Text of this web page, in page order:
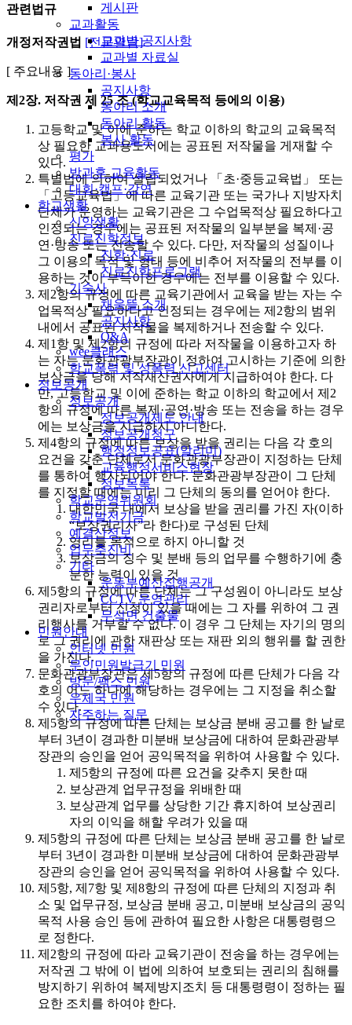
게시판
교과활동
교과별 공지사항
교과별 자료실
동아리·봉사
공지사항
동아리 소개
동아리 활동
봉사 활동
평가
방과후 교육활동
대회·캠프·강연
학교생활
신앙생활
진로진학정보
진학·진로
진로진학프로그램
기숙사
채움뜰 소개
공지사항
Q&A
wee클래스
학교폭력 및 성폭력 신고센터
정보공개
정보공개
정보공개제도 안내
정보공개청구
행정정보공표(알리미)
교육행정서비스현장
정보목록
학교운영위원회
학교발전기금
예결산정보
업무추진비
기타
운동부예산집행공개
CCTV 운영관리
무석면 건출물
민원안내
인터넷 민원
무인민원발급기 민원
방문/팩스 민원
우체국 민원
자주하는 질문
관련법규
개정저작권법 [전문열람]
[ 주요내용 ]
제2장. 저작권 제 25 조 (학교교육목적 등에의 이용)
고등학교 및 이에 준하는 학교 이하의 학교의 교육목적
상 필요한 교과용도서에는 공표된 저작물을 게재할 수
있다.
특별법에 의하여 설립되었거나 「초·중등교육법」 또는
「고등교육법」에 따른 교육기관 또는 국가나 지방자치
단체가 운영하는 교육기관은 그 수업목적상 필요하다고
인정되는 경우에는 공표된 저작물의 일부분을 복제·공
연·방송 또는 전송할 수 있다. 다만, 저작물의 성질이나
그 이용의 목적 및 형태 등에 비추어 저작물의 전부를 이
용하는 것이 부득이한 경우에는 전부를 이용할 수 있다.
제2항의 규정에 따른 교육기관에서 교육을 받는 자는 수
업목적상 필요하다고 인정되는 경우에는 제2항의 범위
내에서 공표된 저작물을 복제하거나 전송할 수 있다.
제1항 및 제2항의 규정에 따라 저작물을 이용하고자 하
는 자는 문화관광부장관이 정하여 고시하는 기준에 의한
보상금을 당해 저작재산권자에게 지급하여야 한다. 다
만, 고등학교 및 이에 준하는 학교 이하의 학교에서 제2
항의 규정에 따른 복제·공연·방송 또는 전송을 하는 경우
에는 보상금을 지급하지 아니한다.
제4항의 규정에 따른 보상을 받을 권리는 다음 각 호의
요건을 갖춘 단체로서 문화관광부장관이 지정하는 단체
를 통하여 행사되어야 한다. 문화관광부장관이 그 단체
를 지정할 때에는 미리 그 단체의 동의를 얻어야 한다.
대한민국 내에서 보상을 받을 권리를 가진 자(이하
“보상권리자”라 한다)로 구성된 단체
영리를 목적으로 하지 아니할 것
보상금의 징수 및 분배 등의 업무를 수행하기에 충
분한 능력이 있을 것
제5항의 규정에 따른 단체는 그 구성원이 아니라도 보상
권리자로부터 신청이 있을 때에는 그 자를 위하여 그 권
리행사를 거부할 수 없다. 이 경우 그 단체는 자기의 명의
로 그 권리에 관한 재판상 또는 재판 외의 행위를 할 권한
을 가진다.
문화관광부장관은 제5항의 규정에 따른 단체가 다음 각
호의 어느 하나에 해당하는 경우에는 그 지정을 취소할
수 있다.
제5항의 규정에 따른 단체는 보상금 분배 공고를 한 날로
부터 3년이 경과한 미분배 보상금에 대하여 문화관광부
장관의 승인을 얻어 공익목적을 위하여 사용할 수 있다.
제5항의 규정에 따른 요건을 갖추지 못한 때
보상관계 업무규정을 위배한 때
보상관계 업무를 상당한 기간 휴지하여 보상권리
자의 이익을 해할 우려가 있을 때
제5항의 규정에 따른 단체는 보상금 분배 공고를 한 날로
부터 3년이 경과한 미분배 보상금에 대하여 문화관광부
장관의 승인을 얻어 공익목적을 위하여 사용할 수 있다.
제5항, 제7항 및 제8항의 규정에 따른 단체의 지정과 취
소 및 업무규정, 보상금 분배 공고, 미분배 보상금의 공익
목적 사용 승인 등에 관하여 필요한 사항은 대통령령으
로 정한다.
제2항의 규정에 따라 교육기관이 전송을 하는 경우에는
저작권 그 밖에 이 법에 의하여 보호되는 권리의 침해를
방지하기 위하여 복제방지조치 등 대통령령이 정하는 필
요한 조치를 하여야 한다.